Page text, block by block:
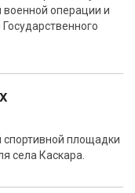
военной операции и
площадки
села Каскара.